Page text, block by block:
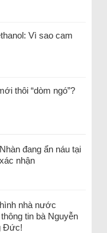
Vì sao cam
thôi “dòm ngó”?
đang ẩn náu tại
nhận
nhà nước
tin bà Nguyễn
Đức!